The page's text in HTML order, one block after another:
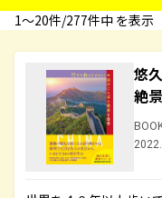
1〜20件/277件中 を表示
悠
絶